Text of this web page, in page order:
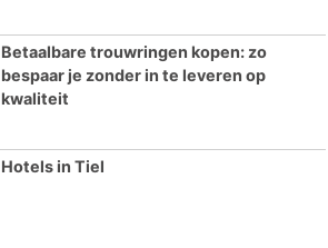
Betaalbare trouwringen kopen: zo
bespaar je zonder in te leveren op
kwaliteit
Hotels in Tiel